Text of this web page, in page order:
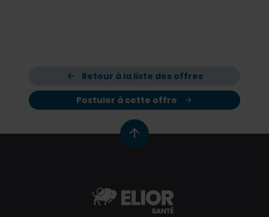
Retour à la liste des offres
Postuler à cette offre